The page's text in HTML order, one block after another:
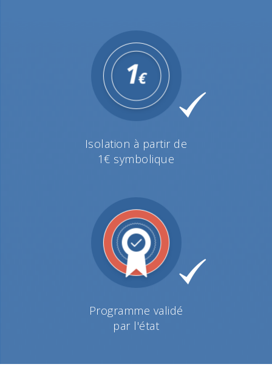
Isolation à partir de
1€ symbolique
Programme validé
par l'état